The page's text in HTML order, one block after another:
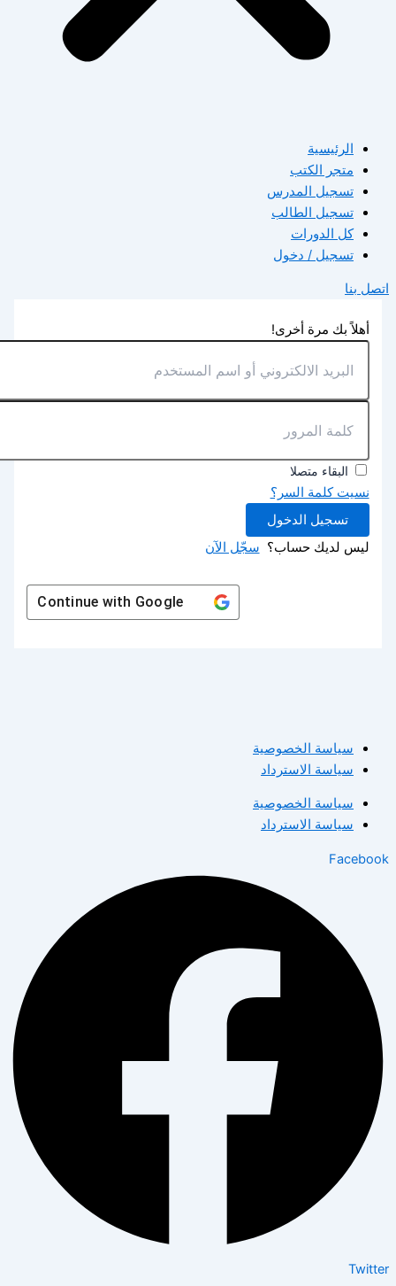
الرئيسية
متجر الكتب
تسجيل المدرس
تسجيل الطالب
كل الدورات
تسجيل / دخول
اتصل بنا
أهلاً بك مرة أخرى!
البقاء متصلا
نسيت كلمة السر؟
تسجيل الدخول
ليس لديك حساب؟ سجّل الآن
Continue withGoogle
سياسة الخصوصية
سياسة الاسترداد
سياسة الخصوصية
سياسة الاسترداد
Facebook
Twitter